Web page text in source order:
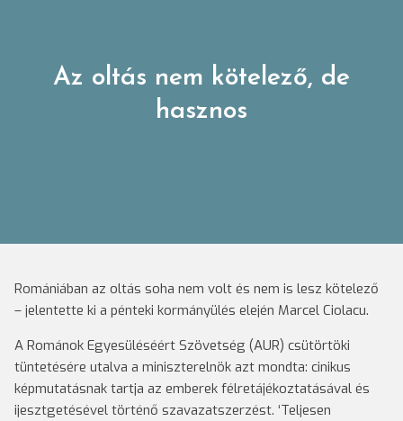
Az oltás nem kötelező, de
hasznos
Romániában az oltás soha nem volt és nem is lesz kötelező
– jelentette ki a pénteki kormányülés elején Marcel Ciolacu.
A Románok Egyesüléséért Szövetség (AUR) csütörtöki
tüntetésére utalva a miniszterelnök azt mondta: cinikus
képmutatásnak tartja az emberek félretájékoztatásával és
ijesztgetésével történő szavazatszerzést. ‘Teljesen